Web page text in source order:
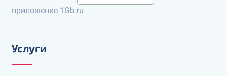
приложение 1Gb.ru
Услуги